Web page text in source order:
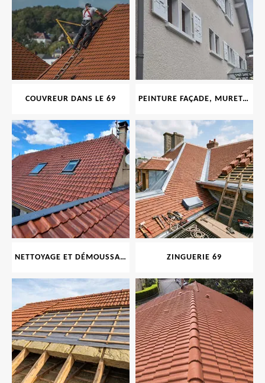
COUVREUR DANS LE 69 PEINTURE FAÇADE, MURET, TOITURE, BOISERIE, FERRONERIE, GOUTTIÈRE 69
NETTOYAGE ET DÉMOUSSAGE DE TOITURE ET FAÇADE 69 ZINGUERIE 69